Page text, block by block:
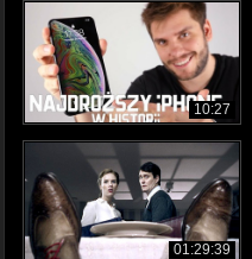
10:27
01:29:39